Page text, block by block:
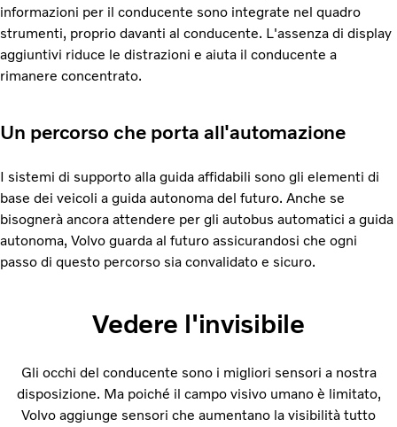
informazioni per il conducente sono integrate nel quadro
strumenti, proprio davanti al conducente. L'assenza di display
aggiuntivi riduce le distrazioni e aiuta il conducente a
rimanere concentrato.
Un percorso che porta all'automazione
I sistemi di supporto alla guida affidabili sono gli elementi di
base dei veicoli a guida autonoma del futuro. Anche se
bisognerà ancora attendere per gli autobus automatici a guida
autonoma, Volvo guarda al futuro assicurandosi che ogni
passo di questo percorso sia convalidato e sicuro.
Vedere l'invisibile
Gli occhi del conducente sono i migliori sensori a nostra
disposizione. Ma poiché il campo visivo umano è limitato,
Volvo aggiunge sensori che aumentano la visibilità tutto